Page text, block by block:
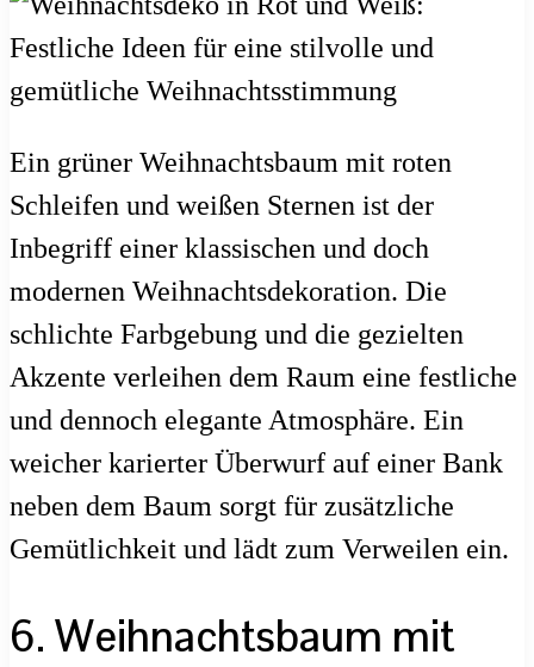
Ein grüner Weihnachtsbaum mit roten
Schleifen und weißen Sternen ist der
Inbegriff einer klassischen und doch
modernen Weihnachtsdekoration. Die
schlichte Farbgebung und die gezielten
Akzente verleihen dem Raum eine festliche
und dennoch elegante Atmosphäre. Ein
weicher karierter Überwurf auf einer Bank
neben dem Baum sorgt für zusätzliche
Gemütlichkeit und lädt zum Verweilen ein.
6. Weihnachtsbaum mit